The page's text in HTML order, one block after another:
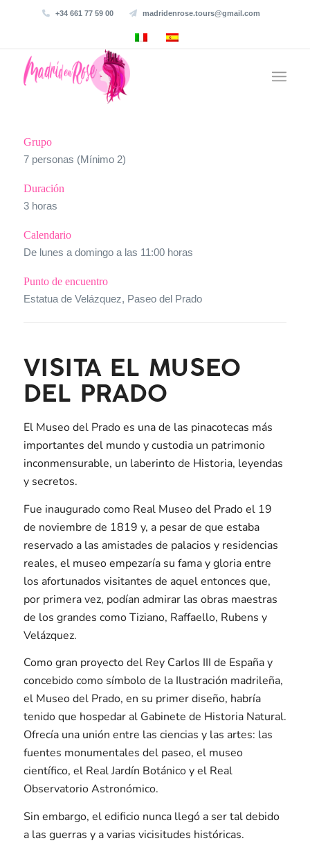
+34 661 77 59 00 madridenrose.tours@gmail.com
Grupo
7 personas (Mínimo 2)
Duración
3 horas
Calendario
De lunes a domingo a las 11:00 horas
Punto de encuentro
Estatua de Velázquez, Paseo del Prado
VISITA EL MUSEO
DEL PRADO
El Museo del Prado es una de las pinacotecas más
importantes del mundo y custodia un patrimonio
inconmensurable, un laberinto de Historia, leyendas
y secretos.
Fue inaugurado como Real Museo del Prado el 19
de noviembre de 1819 y, a pesar de que estaba
reservado a las amistades de palacios y residencias
reales, el museo empezaría su fama y gloria entre
los afortunados visitantes de aquel entonces que,
por primera vez, podían admirar las obras maestras
de los grandes como Tiziano, Raffaello, Rubens y
Velázquez.
Como gran proyecto del Rey Carlos III de España y
concebido como símbolo de la Ilustración madrileña,
el Museo del Prado, en su primer diseño, habría
tenido que hospedar al Gabinete de Historia Natural.
Ofrecía una unión entre las ciencias y las artes: las
fuentes monumentales del paseo, el museo
científico, el Real Jardín Botánico y el Real
Observatorio Astronómico.
Sin embargo, el edificio nunca llegó a ser tal debido
a las guerras y a varias vicisitudes históricas.